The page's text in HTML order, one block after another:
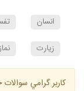
انسان
زيارت
كاربر گرامي